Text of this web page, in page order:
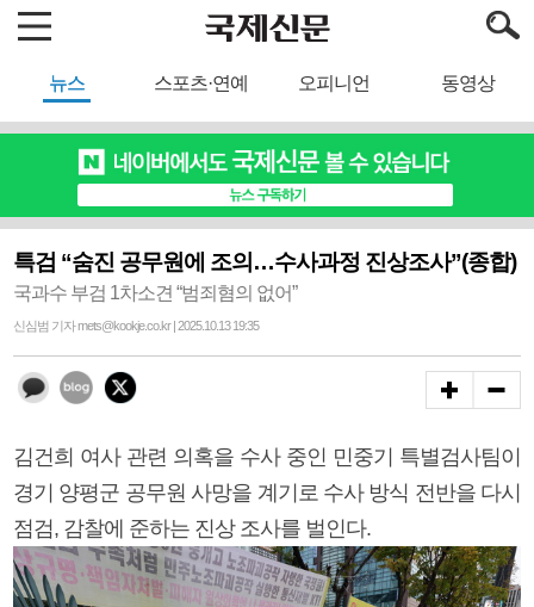
뉴스 스포츠·연예 오피니언 동영상
특검 “숨진 공무원에 조의…수사과정 진상조사”(종합)
국과수 부검 1차소견 “범죄혐의 없어”
신심범 기자 mets@kookje.co.kr | 2025.10.13 19:35
김건희 여사 관련 의혹을 수사 중인 민중기 특별검사팀이
경기 양평군 공무원 사망을 계기로 수사 방식 전반을 다시
점검, 감찰에 준하는 진상 조사를 벌인다.